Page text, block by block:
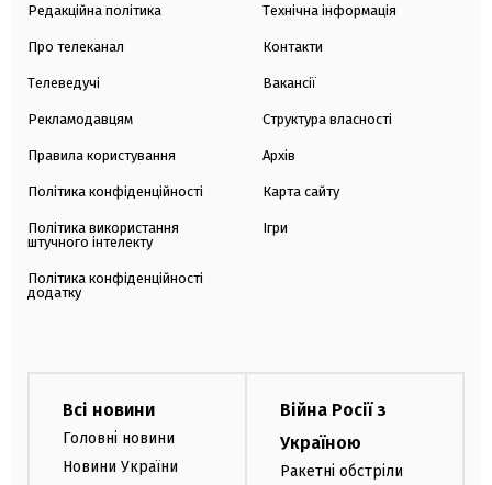
Редакційна політика
Про телеканал
Телеведучі
Рекламодавцям
Правила користування
Політика конфіденційності
Політика використання
штучного інтелекту
Політика конфіденційності
додатку
Технічна інформація
Контакти
Вакансії
Структура власності
Архів
Карта сайту
Ігри
Всі новини
Головні новини
Новини України
Війна Росії з
Україною
Ракетні обстріли